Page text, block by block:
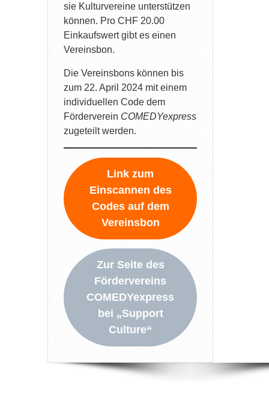
sie Kulturvereine unterstützen
können. Pro CHF 20.00
Einkaufswert gibt es einen
Vereinsbon.
Die Vereinsbons können bis
zum 22. April 2024 mit einem
individuellen Code dem
Förderverein COMEDYexpress
zugeteilt werden.
Link zum
Einscannen des
Codes auf dem
Vereinsbon
Zur Seite des
Fördervereins
COMEDYexpress
bei „Support
Culture“